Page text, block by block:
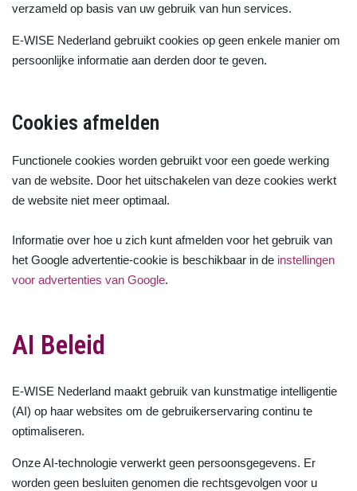
verzameld op basis van uw gebruik van hun services.
E-WISE Nederland gebruikt cookies op geen enkele manier om
persoonlijke informatie aan derden door te geven.
Cookies afmelden
Functionele cookies worden gebruikt voor een goede werking
van de website. Door het uitschakelen van deze cookies werkt
de website niet meer optimaal.
Informatie over hoe u zich kunt afmelden voor het gebruik van
het Google advertentie-cookie is beschikbaar in de instellingen
voor advertenties van Google.
AI Beleid
E-WISE Nederland maakt gebruik van kunstmatige intelligentie
(AI) op haar websites om de gebruikerservaring continu te
optimaliseren.
Onze AI-technologie verwerkt geen persoonsgegevens. Er
worden geen besluiten genomen die rechtsgevolgen voor u